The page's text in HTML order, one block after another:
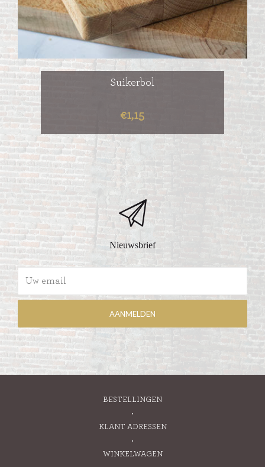
Suikerbol
€1,15
Nieuwsbrief
BESTELLINGEN
KLANT ADRESSEN
WINKELWAGEN